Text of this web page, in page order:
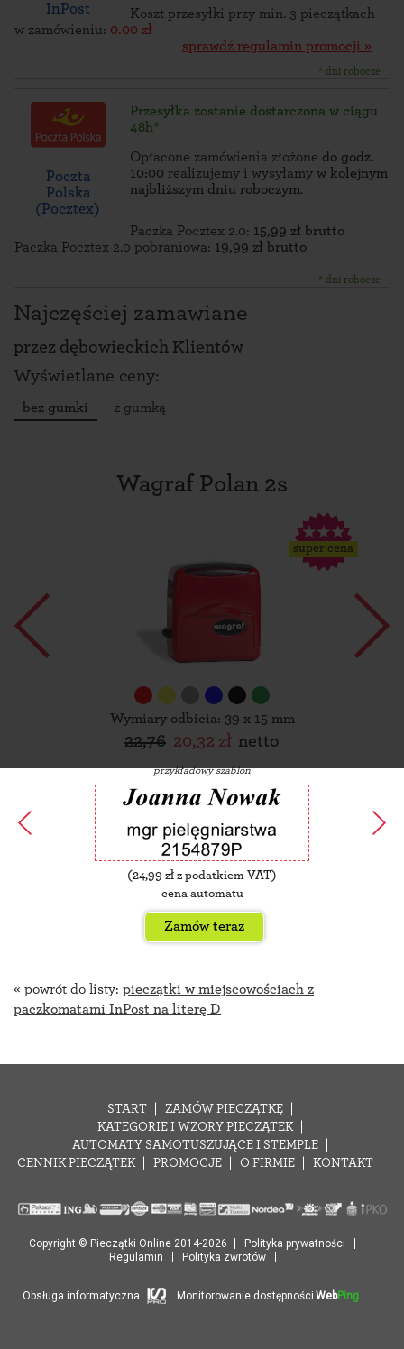
InPost
Koszt przesyłki przy min. 3 pieczątkach
w zamówieniu: 0.00 zł
sprawdź regulamin promocji »
* dni robocze
Poczta
Polska
(Pocztex)
Przesyłka zostanie dostarczona w ciągu
48h*
Opłacone zamówienia złożone do godz.
10:00 realizujemy i wysyłamy w kolejnym
najbliższym dniu roboczym.
Paczka Pocztex 2.0: 15,99 zł brutto
Paczka Pocztex 2.0 pobraniowa: 19,99 zł brutto
* dni robocze
Najczęściej zamawiane
przez dębowieckich Klientów
Wyświetlane ceny:
bez gumki z gumką
Wagraf Polan 2s
super cena
Wymiary odbicia: 39 x 15 mm
22,76 20,32 zł netto
przykładowy szablon
(24,99 zł z podatkiem VAT)
cena automatu
Zamów teraz
« powrót do listy: pieczątki w miejscowościach z
paczkomatami InPost na literę D
START
ZAMÓW PIECZĄTKĘ
KATEGORIE I WZORY PIECZĄTEK
AUTOMATY SAMOTUSZUJĄCE I STEMPLE
CENNIK PIECZĄTEK
PROMOCJE O FIRMIE KONTAKT
Copyright © Pieczątki Online 2014-2026
Polityka prywatności
Regulamin
Polityka zwrotów
Obsługa informatyczna Monitorowanie dostępności WebPing